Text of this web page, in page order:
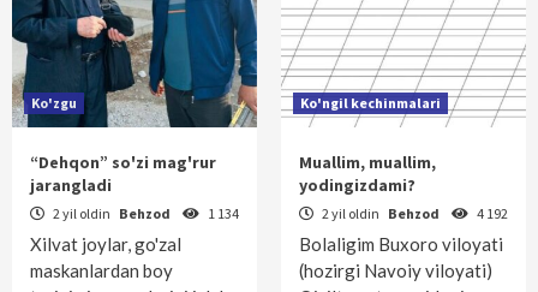
Ko'zgu
“Dehqon” so'zi mag'rur
jarangladi
2 yil oldin Behzod 1 134
Xilvat joylar, go'zal
maskanlardan boy
Ko'ngil kechinmalari
Muallim, muallim,
yodingizdami?
2 yil oldin Behzod 4 192
Bolaligim Buxoro viloyati
(hozirgi Navoiy viloyati)